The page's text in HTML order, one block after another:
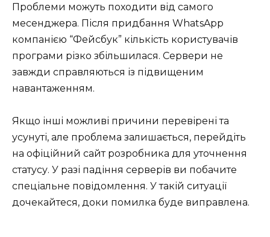
Проблеми можуть походити від самого
месенджера. Після придбання WhatsApp
компанією “Фейсбук” кількість користувачів
програми різко збільшилася. Сервери не
завжди справляються із підвищеним
навантаженням.
Якщо інші можливі причини перевірені та
усунуті, але проблема залишається, перейдіть
на офіційний сайт розробника для уточнення
статусу. У разі падіння серверів ви побачите
спеціальне повідомлення. У такій ситуації
дочекайтеся, доки помилка буде виправлена.